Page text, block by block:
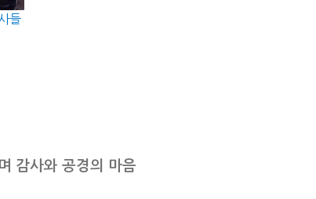
들
감사와 공경의 마음